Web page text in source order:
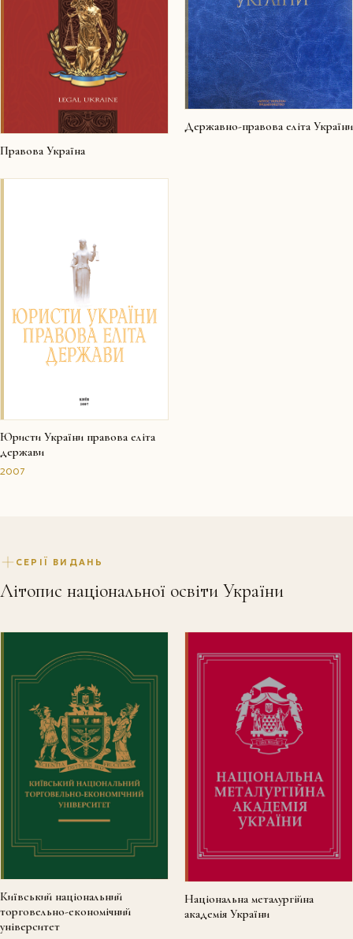
Правова Україна
Державно-правова еліта України
Юристи України правова еліта
держави
2007
СЕРІЇ ВИДАНЬ
Літопис національної освіти України
Київський національний
торговельно-економічний
університет
Національна металургійна
академія України